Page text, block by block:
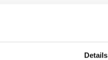
Details
Zorgt voor een
slaapomgeving.